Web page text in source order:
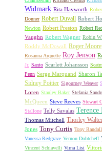
Widmark Rita Hayworth
Donner Robert Duvall Robert
Newton Robert Preston Robert
Vaughn Robert Wagner Robin
Roddy McDowall Roger Moore
Rosanna Arquette Roy Jenson
Jr. Santo Scarlett Johansson
Penn Serge Marquand Sharon
Sidney Poitier Sigourney Weaver
Loren Stanley Baker Stefania
McQueen Steve Reeves Stewart
Stallone Telly Savalas Terence
Thomas Mitchell Thorley
Jones Tony Curtis Tony Randall
Vanessa Redgrave Vernon Dobtcheff
Vincent Schiavelli Virna Lisi